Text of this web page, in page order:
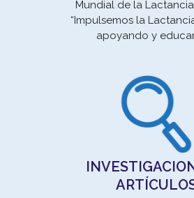
Mundial de la
“Impulsemos la
apoyando y